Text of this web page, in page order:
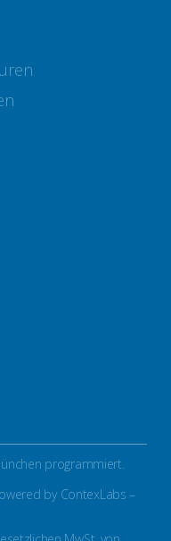
programmiert.
by ContexLabs –